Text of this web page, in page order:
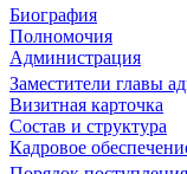
Биография
Полномочия
Администрация
Заместители главы
Визитная карточка
Состав и структура
Кадровое